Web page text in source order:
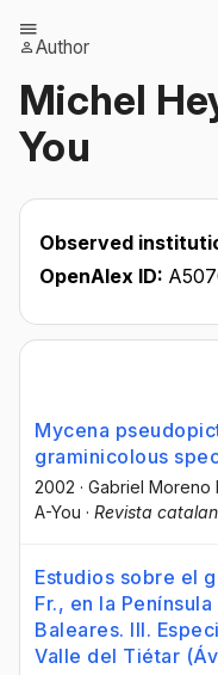
Author
Michel
You
Observed
OpenAlex ID:
Mycena
graminicolous
2002 · Gabriel Moreno
A-You · Revista
Estudios sobre el
Fr., en la
Baleares. III.
Valle del Tiétar